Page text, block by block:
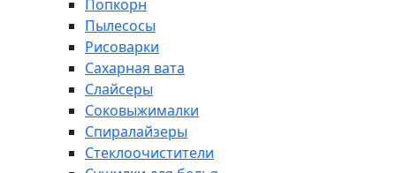
Попкорн
Пылесосы
Рисоварки
Сахарная вата
Слайсеры
Соковыжималки
Спиралайзеры
Стеклоочистители